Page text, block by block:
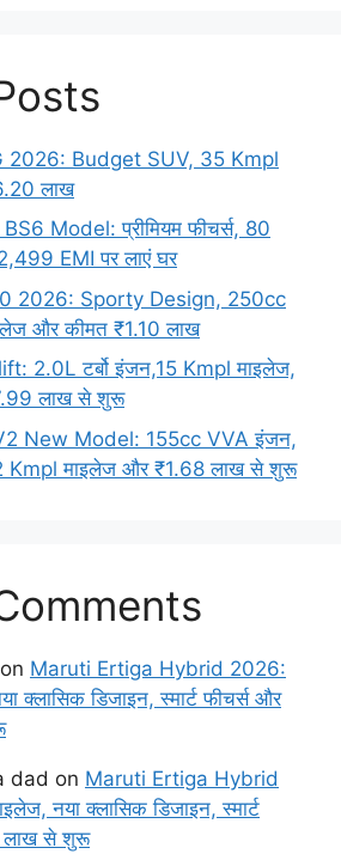
2026: Budget SUV, 35 Kmpl
लाख
Model: प्रीमियम फीचर्स, 80
EMI पर लाएं घर
2026: Sporty Design, 250cc
और कीमत ₹1.10 लाख
2.0L टर्बो इंजन,15 Kmpl माइलेज,
लाख से शुरू
New Model: 155cc VVA इंजन,
Kmpl माइलेज और ₹1.68 लाख से शुरू
on Maruti Ertiga Hybrid 2026:
क्लासिक डिजाइन, स्मार्ट फीचर्स और
dad on Maruti Ertiga Hybrid
नया क्लासिक डिजाइन, स्मार्ट
लाख से शुरू